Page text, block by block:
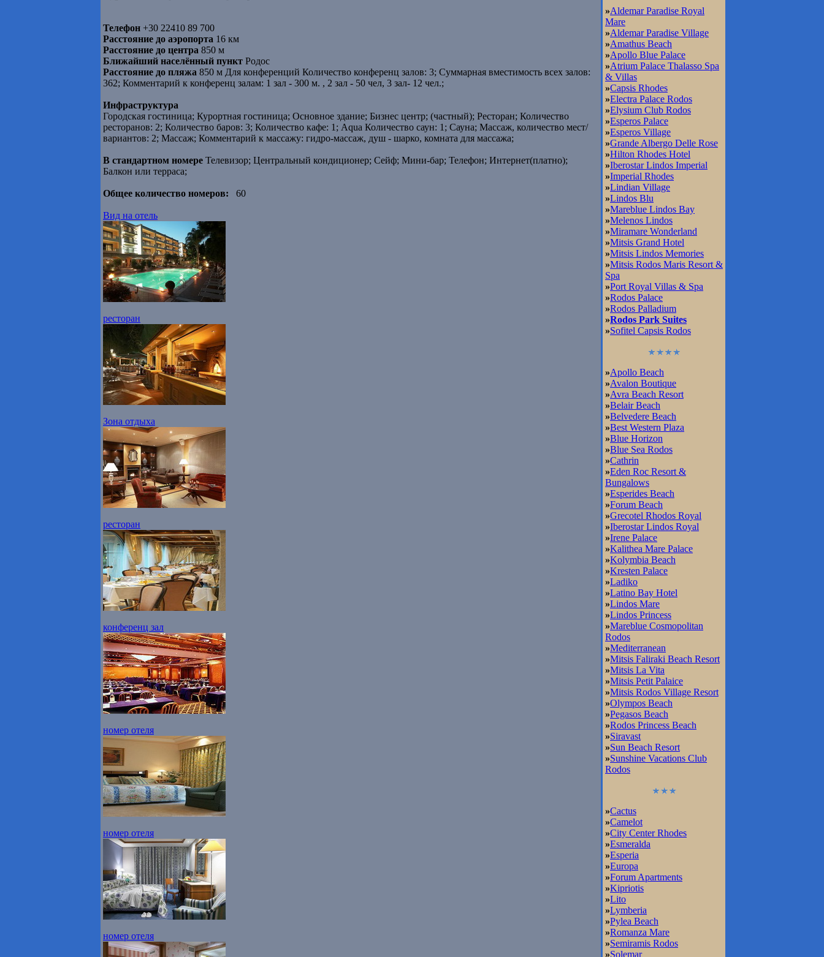
Телефон +30 22410 89 700
Расстояние до аэропорта 16 км
Расстояние до центра 850 м
Ближайший населённый пункт Родос
Расстояние до пляжа 850 м Для конференций Количество конференц залов: 3; Суммарная вместимость всех залов:
362; Комментарий к конференц залам: 1 зал - 300 м. , 2 зал - 50 чел, 3 зал- 12 чел.;
Инфраструктура
Городская гостиница; Курортная гостиница; Основное здание; Бизнес центр; (частный); Ресторан; Количество
ресторанов: 2; Количество баров: 3; Количество кафе: 1; Aqua Количество саун: 1; Сауна; Массаж, количество мест/
вариантов: 2; Массаж; Комментарий к массажу: гидро-массаж, душ - шарко, комната для массажа;
В стандартном номере Телевизор; Центральный кондиционер; Сейф; Мини-бар; Телефон; Интернет(платно);
Балкон или терраса;
Общее количество номеров: 60
Вид на отель
ресторан
Зона отдыха
ресторан
конференц зал
номер отеля
номер отеля
номер отеля
»Aldemar Paradise Royal
Mare
»Aldemar Paradise Village
»Amathus Beach
»Apollo Blue Palace
»Atrium Palace Thalasso Spa
& Villas
»Capsis Rhodes
»Electra Palace Rodos
»Elysium Club Rodos
»Esperos Palace
»Esperos Village
»Grande Albergo Delle Rose
»Hilton Rhodes Hotel
»Iberostar Lindos Imperial
»Imperial Rhodes
»Lindian Village
»Lindos Blu
»Mareblue Lindos Bay
»Melenos Lindos
»Miramare Wonderland
»Mitsis Grand Hotel
»Mitsis Lindos Memories
»Mitsis Rodos Maris Resort &
Spa
»Port Royal Villas & Spa
»Rodos Palace
»Rodos Palladium
»Rodos Park Suites
»Sofitel Capsis Rodos
»Apollo Beach
»Avalon Boutique
»Avra Beach Resort
»Belair Beach
»Belvedere Beach
»Best Western Plaza
»Blue Horizon
»Blue Sea Rodos
»Cathrin
»Eden Roc Resort &
Bungalows
»Esperides Beach
»Forum Beach
»Grecotel Rhodos Royal
»Iberostar Lindos Royal
»Irene Palace
»Kalithea Mare Palace
»Kolymbia Beach
»Kresten Palace
»Ladiko
»Latino Bay Hotel
»Lindos Mare
»Lindos Princess
»Mareblue Cosmopolitan
Rodos
»Mediterranean
»Mitsis Faliraki Beach Resort
»Mitsis La Vita
»Mitsis Petit Palaice
»Mitsis Rodos Village Resort
»Olympos Beach
»Pegasos Beach
»Rodos Princess Beach
»Siravast
»Sun Beach Resort
»Sunshine Vacations Club
Rodos
»Cactus
»Camelot
»City Center Rhodes
»Esmeralda
»Esperia
»Europa
»Forum Apartments
»Kipriotis
»Lito
»Lymberia
»Pylea Beach
»Romanza Mare
»Semiramis Rodos
»Solemar